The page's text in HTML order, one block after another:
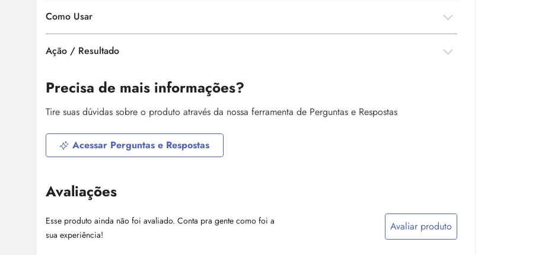
Como Usar
Ação / Resultado
Precisa de mais informações?
Tire suas dúvidas sobre o produto através da nossa ferramenta de Perguntas e Respostas
Acessar Perguntas e Respostas
Avaliações
Esse produto ainda não foi avaliado. Conta pra gente como foi a
sua experiência!
Avaliar produto